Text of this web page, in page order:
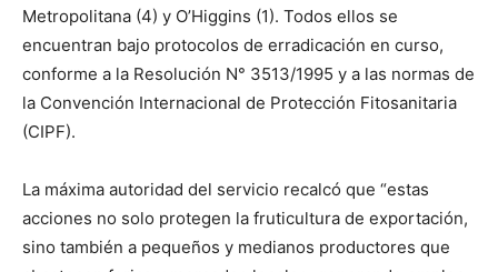
Metropolitana (4) y O’Higgins (1). Todos ellos se
encuentran bajo protocolos de erradicación en curso,
conforme a la Resolución N° 3513/1995 y a las normas de
la Convención Internacional de Protección Fitosanitaria
(CIPF).
La máxima autoridad del servicio recalcó que “estas
acciones no solo protegen la fruticultura de exportación,
sino también a pequeños y medianos productores que